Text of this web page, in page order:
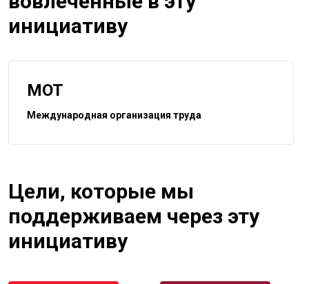
инициативу
МОТ
Международная организация труда
Цели, которые мы
поддерживаем через эту
инициативу